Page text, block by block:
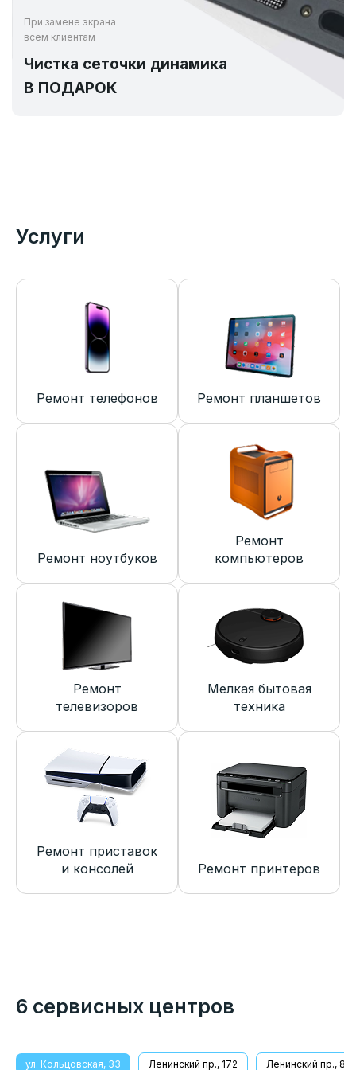
При замене экрана
всем клиентам
Чистка сеточки динамика
В ПОДАРОК
Услуги
Ремонт телефонов Ремонт планшетов
Ремонт ноутбуков
Ремонт
компьютеров
Ремонт
телевизоров
Мелкая бытовая
техника
Ремонт приставок
и консолей
Ремонт принтеров
6 сервисных центров
ул. Кольцовская, 33 Ленинский пр., 172 Ленинский пр., 8/1